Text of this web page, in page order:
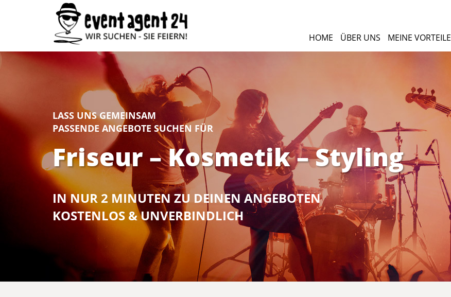
HOME ÜBER UNS MEINE VORTEILE
LASS UNS GEMEINSAM
PASSENDE ANGEBOTE SUCHEN FÜR
Friseur – Kosmetik – Styling
IN NUR 2 MINUTEN ZU DEINEN ANGEBOTEN
KOSTENLOS & UNVERBINDLICH